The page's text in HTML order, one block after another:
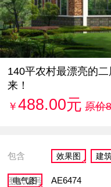
140平农村最漂亮的
来！
￥488.00元 原价
包含 效果图 建
电气图
图纸编号 AE6474